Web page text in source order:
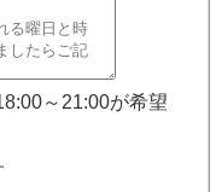
～21:00が希望